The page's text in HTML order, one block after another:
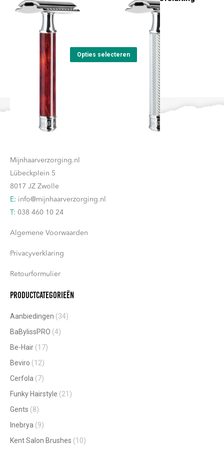
gekozen
worden
productpagina
gesloten kam
Prijsklasse:
tot
Opties selecteren
product
heeft
meerdere
variaties.
Deze
Mijnhaarverzorging.nl
Lübeckplein 5
8017 JZ Zwolle
E: info@mijnhaarverzorging.nl
T: 038 460 10 24
Algemene Voorwaarden
Privacyverklaring
Retourformulier
Productcategorieën
Aanbiedingen (34)
BaBylissPRO (4)
Be-Hair (17)
Beviro (12)
Cerfola (7)
Funky Hairstyle (21)
Gents (8)
Inebrya (9)
Kent Salon Brushes (10)